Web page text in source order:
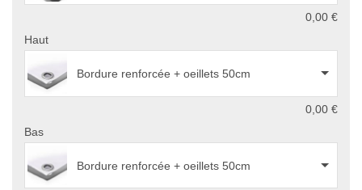
0,00 €
Haut
Bordure renforcée + oeillets 50cm
0,00 €
Bas
Bordure renforcée + oeillets 50cm